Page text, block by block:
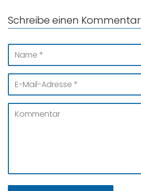
Schreibe einen Kommentar